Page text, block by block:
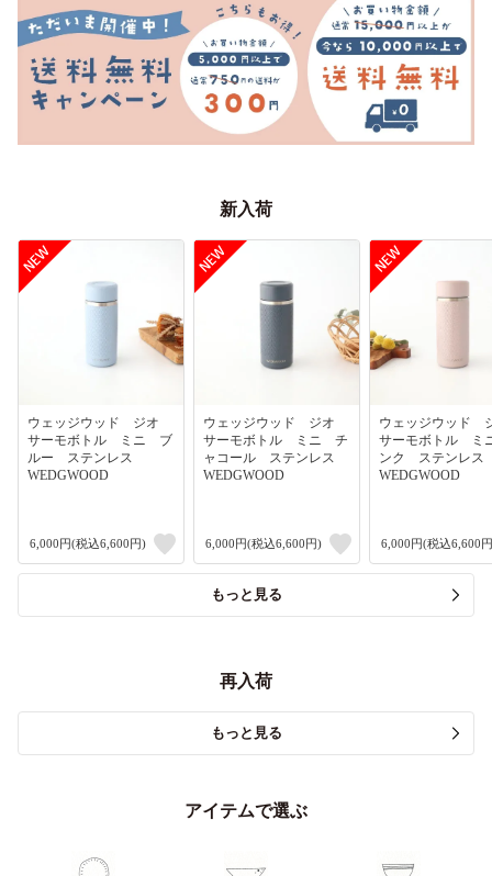
新入荷
ウェッジウッド ジオ
サーモボトル ミニ ブ
ルー ステンレス
WEDGWOOD
6,000円(税込6,600円)
ウェッジウッド ジオ
サーモボトル ミニ チ
ャコール ステンレス
WEDGWOOD
6,000円(税込6,600円)
ウェッジウッド
サーモボトル
ンク ステンレ
WEDGWOOD
6,000円(税込6,600
もっと見る
再入荷
もっと見る
アイテムで選ぶ